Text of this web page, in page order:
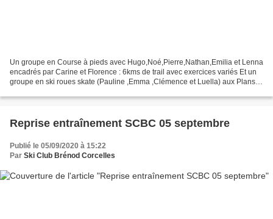
Un groupe en Course à pieds avec Hugo,Noé,Pierre,Nathan,Emilia et Lenna
encadrés par Carine et Florence : 6kms de trail avec exercices variés Et un
groupe en ski roues skate (Pauline ,Emma ,Clémence et Luella) aux Plans
Reprise entraînement SCBC 05 septembre
Publié le 05/09/2020 à 15:22
Par Ski Club Brénod Corcelles